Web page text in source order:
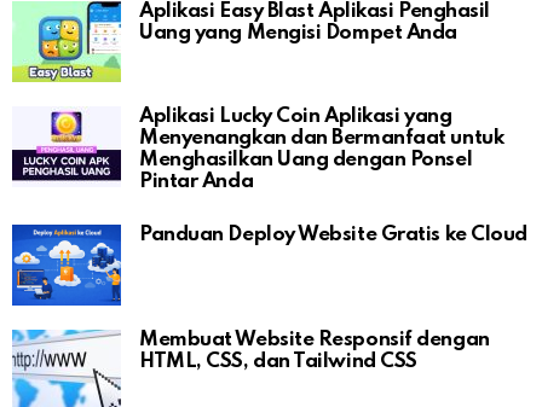
Aplikasi Easy Blast Aplikasi Penghasil
Uang yang Mengisi Dompet Anda
Aplikasi Lucky Coin Aplikasi yang
Menyenangkan dan Bermanfaat untuk
Menghasilkan Uang dengan Ponsel
Pintar Anda
Panduan Deploy Website Gratis ke Cloud
Membuat Website Responsif dengan
HTML, CSS, dan Tailwind CSS